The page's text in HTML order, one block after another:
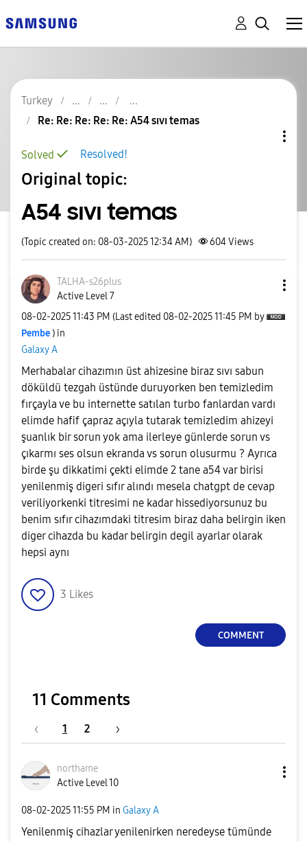
Turkey
Re: Re: Re: Re: Re: A54 sıvı temas
Resolved!
Solved
Original topic:
A54 sıvı temas
(Topic created on: 08-03-2025 12:34 AM) 604Views
TALHA-s26plus
Active Level 7
‎08-02-202511:43 PM (Last edited ‎08-02-202511:45 PM by
Pembe ) in
Galaxy A
Merhabalar cihazımın üst ahizesine biraz sıvı sabun
döküldü tezgah üstünde duruyorken ben temizledim
fırçayla ve bu internette satılan turbo fanlardan vardı
elimde hafif çapraz açıyla tutarak temizledim ahizeyi
şuanlık bir sorun yok ama ilerleye günlerde sorun vs
çıkarmı ses olsun ekranda vs sorun olusurmu ? Ayrıca
birde şu dikkatimi çekti elimde 2 tane a54 var birisi
yenilenmiş digeri sıfır alındı mesela chatgpt de cevap
veriliyorkenki titresimi ne kadar hissediyorsunuz bu
benim sıfır cihazımdaki titresim biraz daha belirgin iken
diger cihazda bu kadar belirgin degil ayarlar olarak
hepsi aynı
3 Likes
COMMENT
11 Comments
1 2
northame
Active Level 10
‎08-02-202511:55 PM in Galaxy A
Yenilenmiş cihazlar yenilenirken neredeyse tümünde